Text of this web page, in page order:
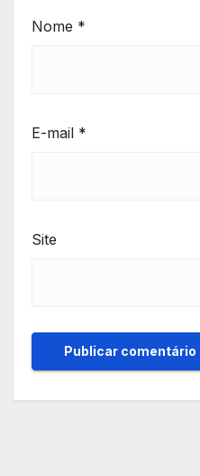
Nome *
E-mail *
Site